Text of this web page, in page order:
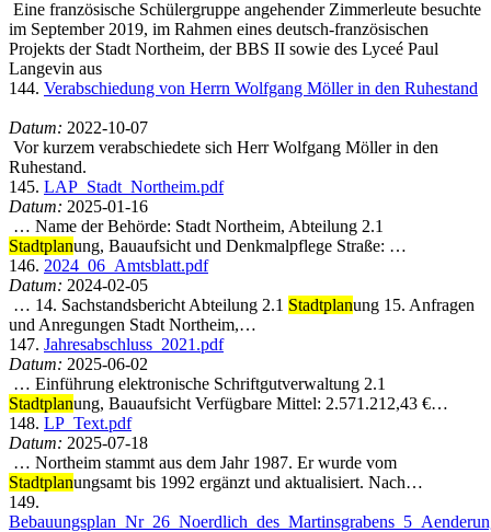
Eine französische Schülergruppe angehender Zimmerleute besuchte
im September 2019, im Rahmen eines deutsch-französischen
Projekts der Stadt Northeim, der BBS II sowie des Lyceé Paul
Langevin aus
144. Verabschiedung von Herrn Wolfgang Möller in den Ruhestand
Datum: 2022-10-07
Vor kurzem verabschiedete sich Herr Wolfgang Möller in den
Ruhestand.
145. LAP_Stadt_Northeim.pdf
Datum: 2025-01-16
… Name der Behörde: Stadt Northeim, Abteilung 2.1
Stadtplanung, Bauaufsicht und Denkmalpflege Straße: …
146. 2024_06_Amtsblatt.pdf
Datum: 2024-02-05
… 14. Sachstandsbericht Abteilung 2.1 Stadtplanung 15. Anfragen
und Anregungen Stadt Northeim,…
147. Jahresabschluss_2021.pdf
Datum: 2025-06-02
… Einführung elektronische Schriftgutverwaltung 2.1
Stadtplanung, Bauaufsicht Verfügbare Mittel: 2.571.212,43 €…
148. LP_Text.pdf
Datum: 2025-07-18
… Northeim stammt aus dem Jahr 1987. Er wurde vom
Stadtplanungsamt bis 1992 ergänzt und aktualisiert. Nach…
149.